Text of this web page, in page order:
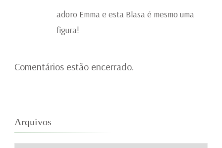
adoro Emma e esta Blasa é mesmo uma
figura!
Comentários estão encerrado.
Arquivos